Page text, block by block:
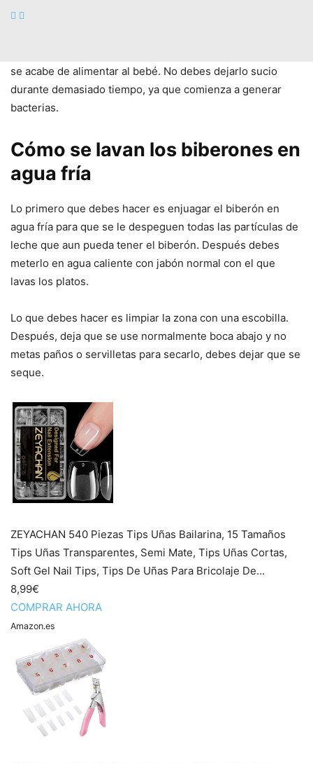
se acabe de alimentar al bebé. No debes dejarlo sucio
durante demasiado tiempo, ya que comienza a generar
bacterias.
Cómo se lavan los biberones en
agua fría
Lo primero que debes hacer es enjuagar el biberón en
agua fría para que se le despeguen todas las partículas de
leche que aun pueda tener el biberón. Después debes
meterlo en agua caliente con jabón normal con el que
lavas los platos.
Lo que debes hacer es limpiar la zona con una escobilla.
Después, deja que se use normalmente boca abajo y no
metas paños o servilletas para secarlo, debes dejar que se
seque.
ZEYACHAN 540 Piezas Tips Uñas Bailarina, 15 Tamaños
Tips Uñas Transparentes, Semi Mate, Tips Uñas Cortas,
Soft Gel Nail Tips, Tips De Uñas Para Bricolaje De...
8,99€
COMPRAR AHORA
Amazon.es